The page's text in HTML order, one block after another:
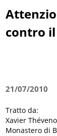
contro
21/07/2010
Tratto da:
Xavier
Monastero di